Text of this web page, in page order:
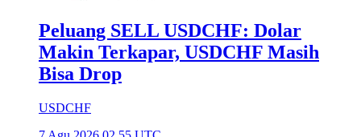
Peluang SELL USDCHF: Dolar
Makin Terkapar, USDCHF Masih
Bisa Drop
USDCHF